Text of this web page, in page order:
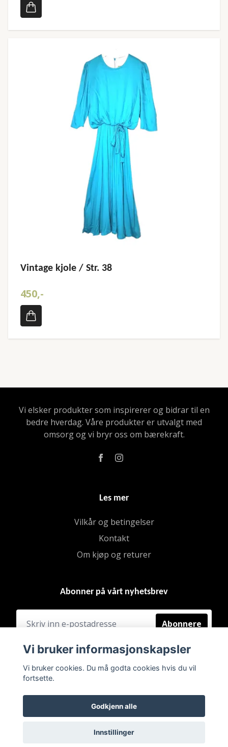
Vintage kjole / Str. 38
450,-
Vi elsker produkter som inspirerer og bidrar til en
bedre hverdag. Våre produkter er utvalgt med
omsorg og vi bryr oss om bærekraft.
Les mer
Vilkår og betingelser
Kontakt
Om kjøp og returer
Abonner på vårt nyhetsbrev
Abonnere
© 2026 BRUKT & FINT
Vi bruker informasjonskapsler
Vi bruker cookies. Du må godta cookies hvis du vil
fortsette.
Godkjenn alle
Innstillinger